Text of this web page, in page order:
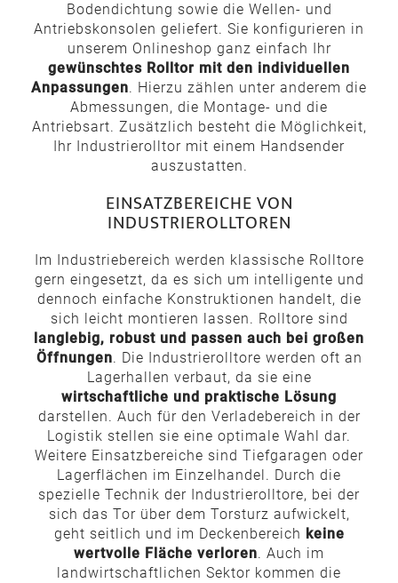
Bodendichtung sowie die Wellen- und
Antriebskonsolen geliefert. Sie konfigurieren in
unserem Onlineshop ganz einfach Ihr
gewünschtes Rolltor mit den individuellen
Anpassungen. Hierzu zählen unter anderem die
Abmessungen, die Montage- und die
Antriebsart. Zusätzlich besteht die Möglichkeit,
Ihr Industrierolltor mit einem Handsender
auszustatten.
EINSATZBEREICHE VON
INDUSTRIEROLLTOREN
Im Industriebereich werden klassische Rolltore
gern eingesetzt, da es sich um intelligente und
dennoch einfache Konstruktionen handelt, die
sich leicht montieren lassen. Rolltore sind
langlebig, robust und passen auch bei großen
Öffnungen. Die Industrierolltore werden oft an
Lagerhallen verbaut, da sie eine
wirtschaftliche und praktische Lösung
darstellen. Auch für den Verladebereich in der
Logistik stellen sie eine optimale Wahl dar.
Weitere Einsatzbereiche sind Tiefgaragen oder
Lagerflächen im Einzelhandel. Durch die
spezielle Technik der Industrierolltore, bei der
sich das Tor über dem Torsturz aufwickelt,
geht seitlich und im Deckenbereich keine
wertvolle Fläche verloren. Auch im
landwirtschaftlichen Sektor kommen die